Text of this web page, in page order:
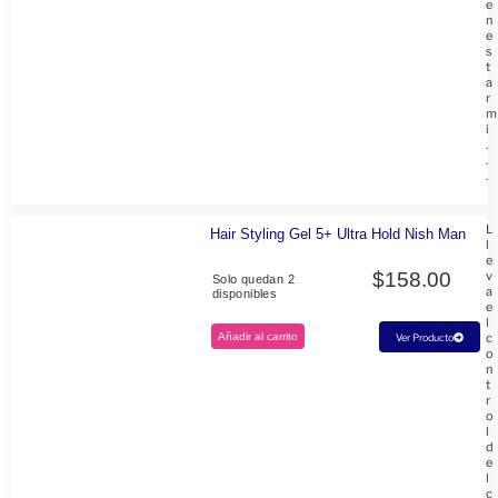
e
n
e
s
t
a
r
m
i
.
.
.
Hair Styling Gel 5+ Ultra Hold Nish Man
Solo quedan 2
disponibles
$158.00
Añadir al carrito Ver Producto
L
l
e
v
a
e
l
c
o
n
t
r
o
l
d
e
l
c